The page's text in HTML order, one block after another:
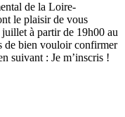
de la Loire-
le plaisir de vous
à partir de 19h00 au
de bien vouloir confirmer
suivant : Je m’inscris !